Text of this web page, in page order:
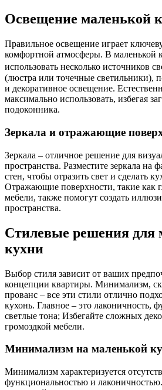
Освещение маленькой
Правильное освещение играет
комфортной атмосферы. В маленькой
использовать несколько источников
(люстра или точечные светильники),
и декоративное освещение.
максимально использовать, избегая
подоконника.
Зеркала и отражающие
Зеркала – отличное решение для
пространства. Разместите зеркала на
стен, чтобы отразить свет и сделать
Отражающие поверхности, такие как
мебели, также помогут создать
пространства.
Стилевые решения для
кухни
Выбор стиля зависит от ваших
концепции квартиры. Минимализм,
прованс – все эти стили отлично
кухонь. Главное – это лаконичность,
светлые тона; Избегайте сложных
громоздкой мебели.
Минимализм на маленькой
Минимализм характеризуется
функциональностью и